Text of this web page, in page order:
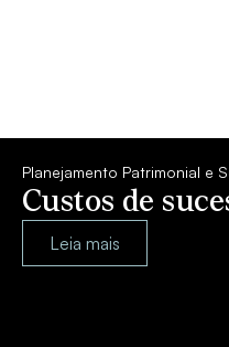
Planejamento Patrimonial e
Custos de
Leia mais